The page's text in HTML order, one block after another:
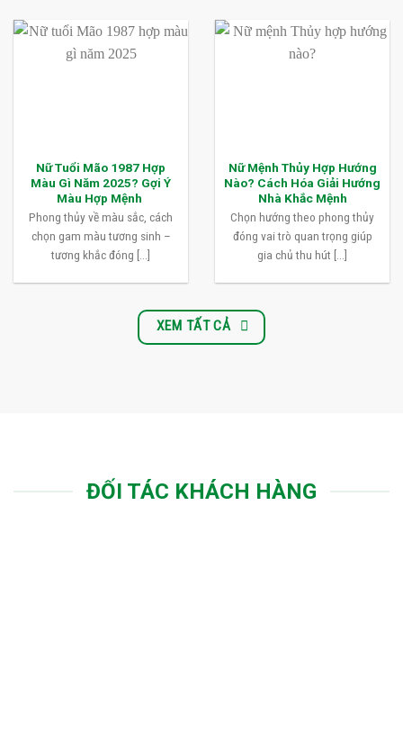
Nữ Tuổi Mão 1987 Hợp
Màu Gì Năm 2025? Gợi Ý
Màu Hợp Mệnh
Phong thủy về màu sắc, cách
chọn gam màu tương sinh –
tương khắc đóng [...]
Nữ Mệnh Thủy Hợp Hướng
Nào? Cách Hóa Giải Hướng
Nhà Khắc Mệnh
Chọn hướng theo phong thủy
đóng vai trò quan trọng giúp
gia chủ thu hút [...]
XEM TẤT CẢ
ĐỐI TÁC KHÁCH HÀNG